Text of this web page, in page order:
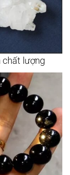
chất lượng